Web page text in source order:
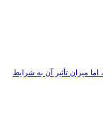
میزان تأثیر آن به شرایط